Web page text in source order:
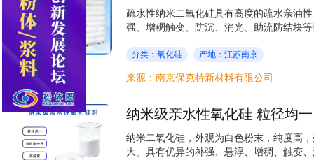
疏水性纳米二氧化硅具有高度的疏水亲油
强、增稠触变、防沉、消光、助流防结块
分类：氧化硅 产地：江苏南京
来源：南京保克特新材料有限公司
纳米级亲水性氧化硅 粒径均
纳米二氧化硅，外观为白色粉末，纯度高
大。具有优异的补强、悬浮、增稠、触变